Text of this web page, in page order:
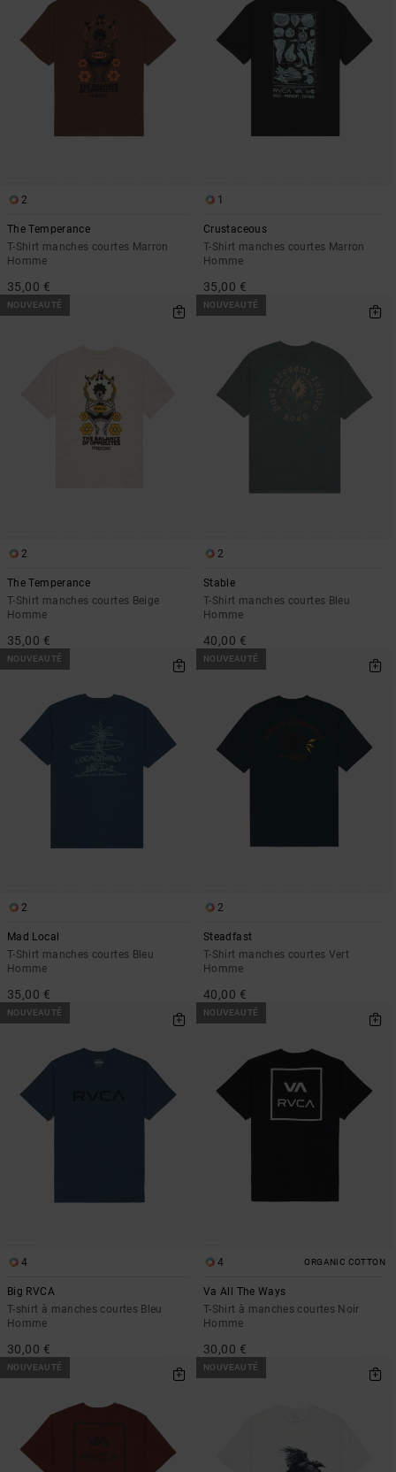
2
The Temperance
T-Shirt manches courtes Marron
Homme
35,00 €
1
Crustaceous
T-Shirt manches courtes Marron
Homme
35,00 €
NOUVEAUTÉ
2
The Temperance
T-Shirt manches courtes Beige
Homme
35,00 €
NOUVEAUTÉ
2
Stable
T-Shirt manches courtes Bleu
Homme
40,00 €
NOUVEAUTÉ
2
Mad Local
T-Shirt manches courtes Bleu
Homme
35,00 €
NOUVEAUTÉ
2
Steadfast
T-Shirt manches courtes Vert
Homme
40,00 €
NOUVEAUTÉ
4
Big RVCA
T-shirt à manches courtes Bleu
Homme
30,00 €
NOUVEAUTÉ
4 ORGANIC COTTON
Va All The Ways
T-Shirt à manches courtes Noir
Homme
30,00 €
NOUVEAUTÉ NOUVEAUTÉ